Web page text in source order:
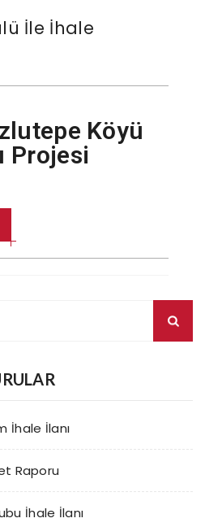
İle İhale
Köyü
Projesi
İhale İlanı
Raporu
İhale İlanı